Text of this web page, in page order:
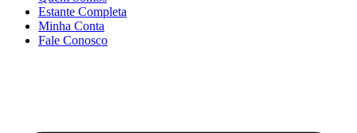
Estante Completa
Minha Conta
Fale Conosco